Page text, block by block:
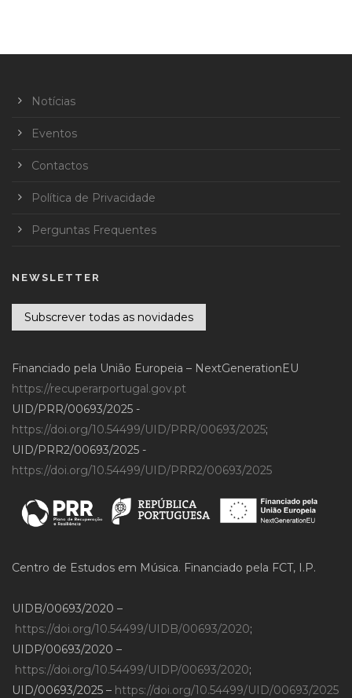
Notícias
Eventos
Contactos
Política de Privacidade
Perguntas Frequentes
NEWSLETTER
Subscrever todas as novidades
Financiado pela União Europeia – NextGenerationEU
https://recuperarportugal.gov.pt
UID/PRR/00693/2025 -
https://doi.org/10.54499/UID/PRR/00693/2025;
UID/PRR2/00693/2025 -
https://doi.org/10.54499/UID/PRR2/00693/2025
Centro de Estudos em Música. Financiado pela FCT, I.P.
UIDB/00693/2020 –
https://doi.org/10.54499/UIDB/00693/2020;
UIDP/00693/2020 –
https://doi.org/10.54499/UIDP/00693/2020;
UID/00693/2025 – https://doi.org/10.54499/UID/00693/2025